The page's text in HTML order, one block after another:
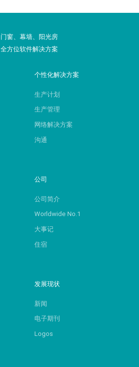
门窗、幕墙、阳光房
全方位软件解决方案
个性化解决方案
生产计划
生产管理
网络解决方案
沟通
公司
公司简介
Worldwide No.1
大事记
住宿
发展现状
新闻
电子期刊
Logos